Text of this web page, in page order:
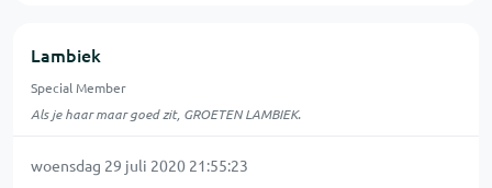
Lambiek
Special Member
Als je haar maar goed zit, GROETEN LAMBIEK.
woensdag 29 juli 2020 21:55:23